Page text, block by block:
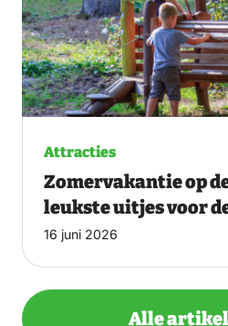
Attracties
Zomervakantie op
leukste uitjes voor
16 juni 2026
Alle